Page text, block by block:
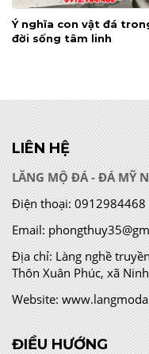
Ý nghĩa con vật đá
đời sống tâm linh
LIÊN HỆ
LĂNG MỘ ĐÁ - ĐÁ MỸ
Điện thoại: 0912984468
Email:
Địa chỉ:Làng nghề
Thôn Xuân Phúc, xã
Website:
ĐIỀU HƯỚNG